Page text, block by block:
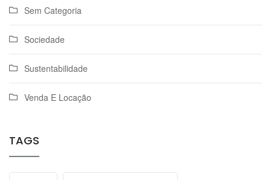
Sem Categoria
Sociedade
Sustentabilidade
Venda E Locação
TAGS